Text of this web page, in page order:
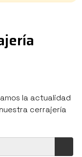
la actualidad
cerrajería